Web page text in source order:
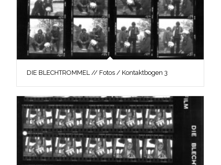
DIE BLECHTROMMEL // Fotos / Kontaktbogen 3